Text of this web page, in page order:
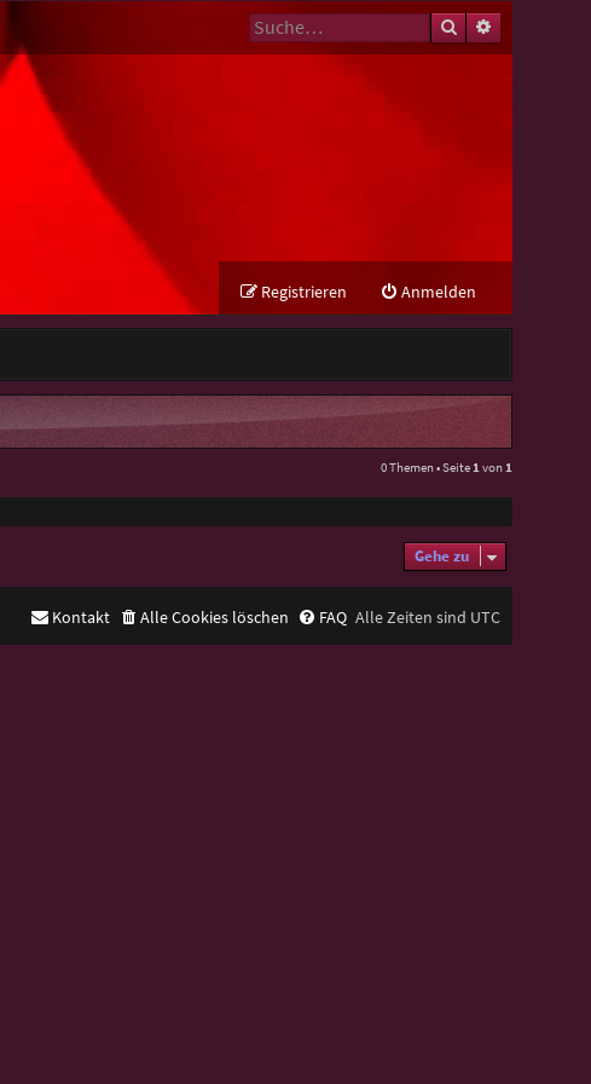
Suche
Anmelden
Registrieren
0 Themen • Seite 1 von 1
Gehe zu
Alle Zeiten sind UTC
FAQ
Alle Cookies löschen
Kontakt